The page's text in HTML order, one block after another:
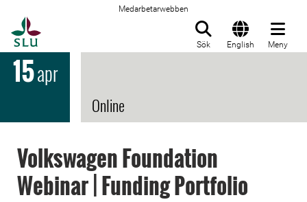
Medarbetarwebben
Sök English Meny
15apr
Online
Volkswagen Foundation
Webinar | Funding Portfolio